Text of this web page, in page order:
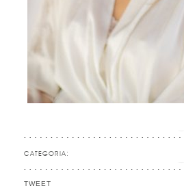
CATEGORIA:
TWEET